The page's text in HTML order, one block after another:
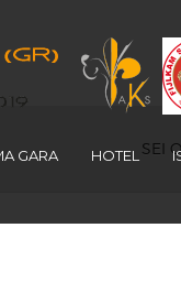
GARA HOTEL SEI